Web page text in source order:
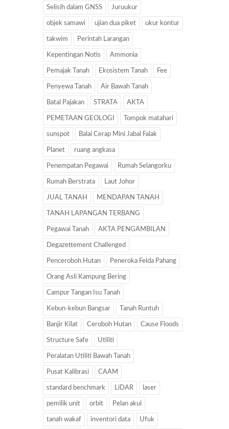
Selisih dalam GNSS Juruukur
objek samawi ujian dua piket ukur kontur
takwim Perintah Larangan
Kepentingan Notis Ammonia
Pemajak Tanah Ekosistem Tanah Fee
Penyewa Tanah Air Bawah Tanah
Batal Pajakan STRATA AKTA
PEMETAAN GEOLOGI Tompok matahari
sunspot Balai Cerap Mini Jabal Falak
Planet ruang angkasa
Penempatan Pegawai Rumah Selangorku
Rumah Berstrata Laut Johor
JUAL TANAH MENDAPAN TANAH
TANAH LAPANGAN TERBANG
Pegawai Tanah AKTA PENGAMBILAN
Degazettement Challenged
Penceroboh Hutan Peneroka Felda Pahang
Orang Asli Kampung Bering
Campur Tangan Isu Tanah
Kebun-kebun Bangsar Tanah Runtuh
Banjir Kilat Ceroboh Hutan Cause Floods
Structure Safe Utiliti
Peralatan Utiliti Bawah Tanah
Pusat Kalibrasi CAAM
standard benchmark LiDAR laser
pemilik unit orbit Pelan akui
tanah wakaf inventori data Ufuk